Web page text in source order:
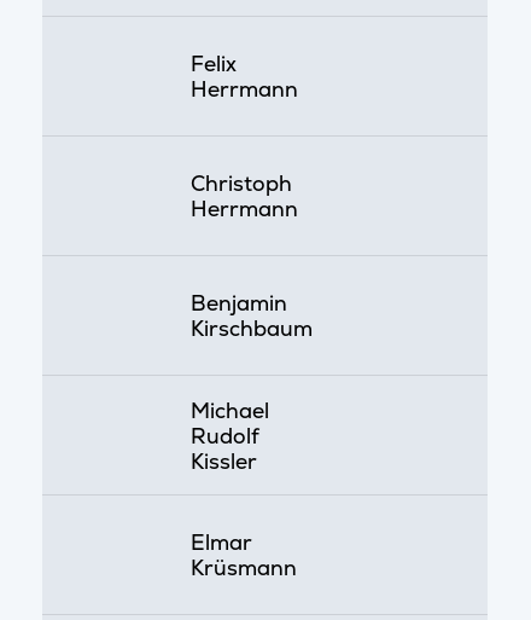
Felix
Herrmann
Christoph
Herrmann
Benjamin
Kirschbaum
Michael
Rudolf
Kissler
Elmar
Krüsmann